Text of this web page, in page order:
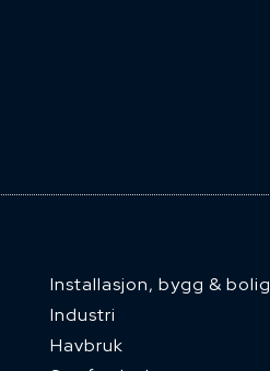
Installasjon, bygg & bolig
Industri
Havbruk